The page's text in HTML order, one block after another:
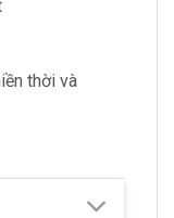
thời và